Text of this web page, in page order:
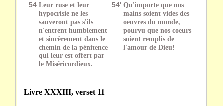
54 Leur ruse et leur
hypocrisie ne les
sauveront pas s'ils
n'entrent humblement
et sincèrement dans le
chemin de la pénitence
qui leur est offert par
le Miséricordieux.
54' Qu'importe que nos
mains soient vides des
oeuvres du monde,
pourvu que nos coeurs
soient remplis de
l'amour de Dieu!
Livre XXXIII, verset 11